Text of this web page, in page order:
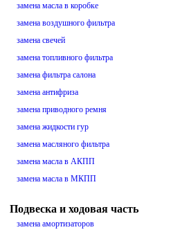
замена масла в коробке
замена воздушного фильтра
замена свечей
замена топливного фильтра
замена фильтра салона
замена антифриза
замена приводного ремня
замена жидкости гур
замена масляного фильтра
замена масла в АКПП
замена масла в МКПП
Подвеска и ходовая часть
замена амортизаторов